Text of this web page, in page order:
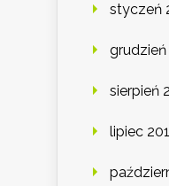
styczeń
grudzień
sierpień
lipiec